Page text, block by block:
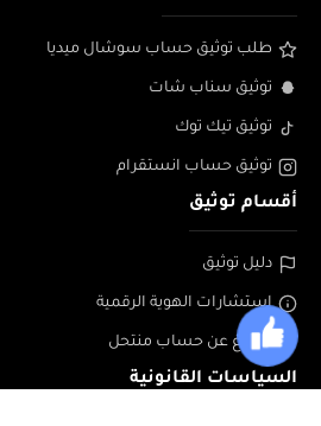
طلب توثيق حساب سوشال ميديا
توثيق سناب شات
توثيق تيك توك
توثيق حساب انستقرام
أقسام توثيق
دليل توثيق
إستشارات الهوية الرقمية
الابلاغ عن حساب منتحل
السياسات القانونية